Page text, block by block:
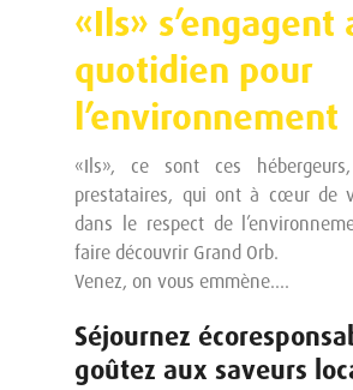
«Ils» s’engagent
quotidien pour
l’environnement
«Ils», ce sont ces hébergeurs,
prestataires, qui ont à cœur de
dans le respect de
faire découvrir Grand Orb.
Venez, on vous emmène....
Séjournez
goûtez aux saveurs